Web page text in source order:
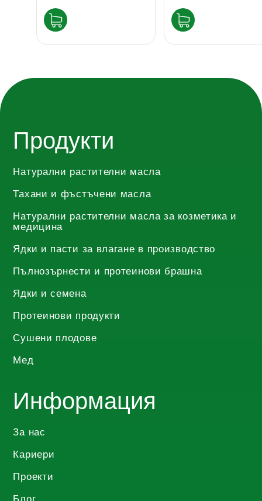
The
may
be
on
the
the
Продукти
Натурални растителни масла
Тахани и фъстъчени масла
Натурални растителни масла за козметика и
медицина
Ядки и пасти за влагане в производство
Пълнозърнести и протеинови брашна
Ядки и семена
Протеинови продукти
Сушени плодове
Мед
Информация
За нас
Кариери
Проекти